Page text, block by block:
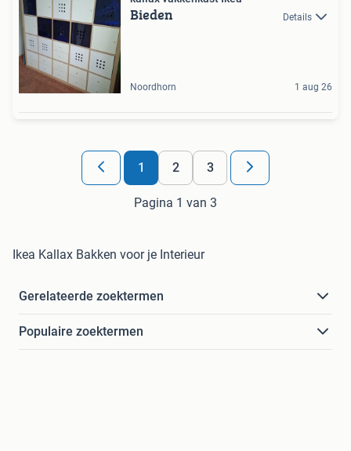
Bieden Details
Noordhorn 1 aug 26
1 2 3
Pagina 1 van 3
Ikea Kallax Bakken voor je Interieur
Gerelateerde zoektermen
Populaire zoektermen